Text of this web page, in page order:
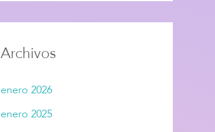
Archivos
enero 2026
enero 2025